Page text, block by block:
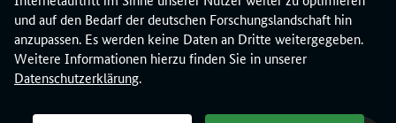
und auf den Bedarf der deutschen Forschungslandschaft hin
anzupassen. Es werden keine Daten an Dritte weitergegeben.
Weitere Informationen hierzu finden Sie in unserer
Datenschutzerklärung.
r
e
n
t